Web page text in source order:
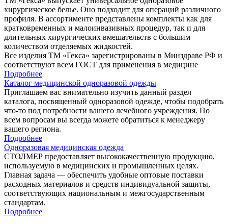
хирургическое белье. Оно подходит для операций различного
профиля. В ассортименте представлены комплекты как для
кратковременных и малоинвазивных процедур, так и для
длительных хирургических вмешательств с большим
количеством отделяемых жидкостей.
Все изделия ТМ «Гекса» зарегистрированы в Минздраве РФ и
соответствуют всем ГОСТ для применения в медицине
Подробнее
Каталог медицинской одноразовой одежды
Приглашаем вас внимательно изучить данный раздел
каталога, посвященный одноразовой одежде, чтобы подобрать
что-то под потребности вашего лечебного учреждения. По
всем вопросам вы всегда можете обратиться к менеджеру
вашего региона.
Подробнее
Одноразовая медицинская одежда
СТОЛМЕР предоставляет высококачественную продукцию,
используемую в медицинских и промышленных целях.
Главная задача — обеспечить удобные оптовые поставки
расходных материалов и средств индивидуальной защиты,
соответствующих национальным и межгосударственным
стандартам.
Подробнее